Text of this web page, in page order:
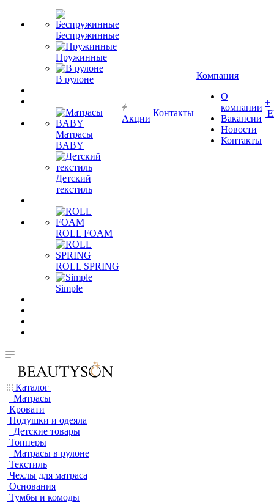
Беспружинные
Пружинные
В рулоне
Матрасы
BABY
Детский
текстиль
ROLL FOAM
ROLL SPRING
Simple
Акции
Контакты
Компания
О
компании
Вакансии
Новости
Контакты
+
Каталог
Матрасы
Кровати
Подушки и одеяла
Детские товары
Топперы
Матрасы в рулоне
Текстиль
Чехлы для матраса
Основания
Тумбы и комоды